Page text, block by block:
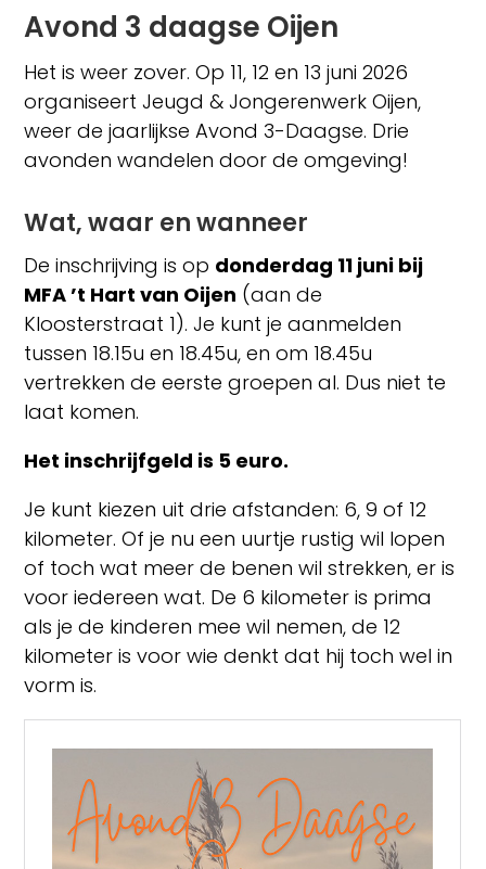
Avond 3 daagse Oijen
Het is weer zover. Op 11, 12 en 13 juni 2026
organiseert Jeugd & Jongerenwerk Oijen,
weer de jaarlijkse Avond 3-Daagse. Drie
avonden wandelen door de omgeving!
Wat, waar en wanneer
De inschrijving is op donderdag 11 juni bij
MFA ’t Hart van Oijen (aan de
Kloosterstraat 1). Je kunt je aanmelden
tussen 18.15u en 18.45u, en om 18.45u
vertrekken de eerste groepen al. Dus niet te
laat komen.
Het inschrijfgeld is 5 euro.
Je kunt kiezen uit drie afstanden: 6, 9 of 12
kilometer. Of je nu een uurtje rustig wil lopen
of toch wat meer de benen wil strekken, er is
voor iedereen wat. De 6 kilometer is prima
als je de kinderen mee wil nemen, de 12
kilometer is voor wie denkt dat hij toch wel in
vorm is.